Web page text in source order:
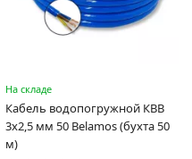
На складе
Кабель водопогружной КВВ
3х2,5 мм 50 Belamos (бухта 50
м)